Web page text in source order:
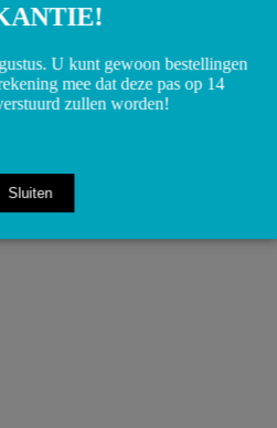
Hardyschijf achterzijde cardan 6
€25,00
U kunt gewoon bestellingen
mee dat deze pas op 14
zullen worden!
Sluiten